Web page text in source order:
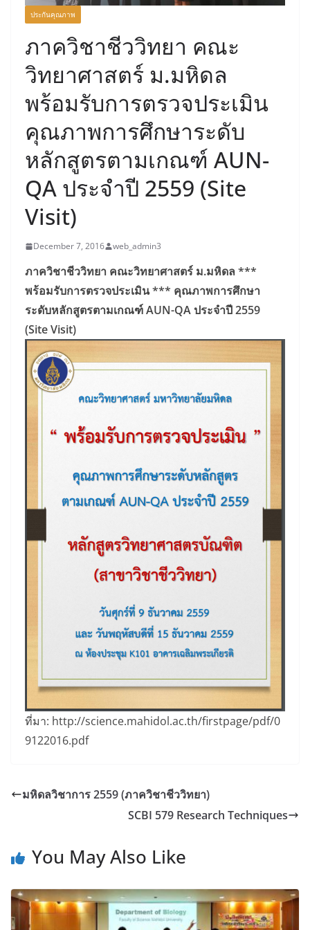
ประกันคุณภาพ
ภาควิชาชีววิทยา คณะ
วิทยาศาสตร์ ม.มหิดล
พร้อมรับการตรวจประเมิน
คุณภาพการศึกษาระดับ
หลักสูตรตามเกณฑ์ AUN-
QA ประจำปี 2559 (Site
Visit)
December 7, 2016 web_admin3
ภาควิชาชีววิทยา คณะวิทยาศาสตร์ ม.มหิดล ***
พร้อมรับการตรวจประเมิน *** คุณภาพการศึกษา
ระดับหลักสูตรตามเกณฑ์ AUN-QA ประจำปี 2559
(Site Visit)
ที่มา: http://science.mahidol.ac.th/firstpage/pdf/0
9122016.pdf
มหิดลวิชาการ 2559 (ภาควิชาชีววิทยา)
SCBI 579 Research Techniques
You May Also Like